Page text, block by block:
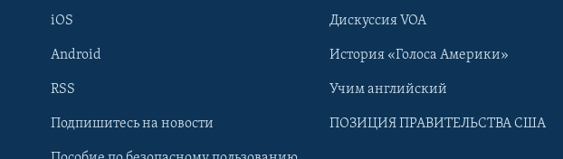
Learning English
iOS
Android
RSS
Подпишитесь на новости
Дискуссия VOA
История «Голоса Америки»
Учим английский
ПОЗИЦИЯ ПРАВИТЕЛЬСТВА США